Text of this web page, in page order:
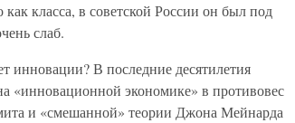
класса, в советской России он был под
слаб.
инновации? В последние десятилетия
«инновационной экономике» в противовес
и «смешанной» теории Джона Мейнарда